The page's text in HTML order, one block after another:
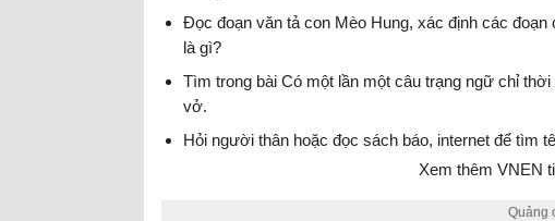
Đọc đoạn văn tả con Mèo Hung, xác định các
là gì?
Tìm trong bài Có một lần một câu trạng ngữ chỉ
vở.
Hỏi người thân hoặc đọc sách báo, internet để tìm
Xem thêm VNEN